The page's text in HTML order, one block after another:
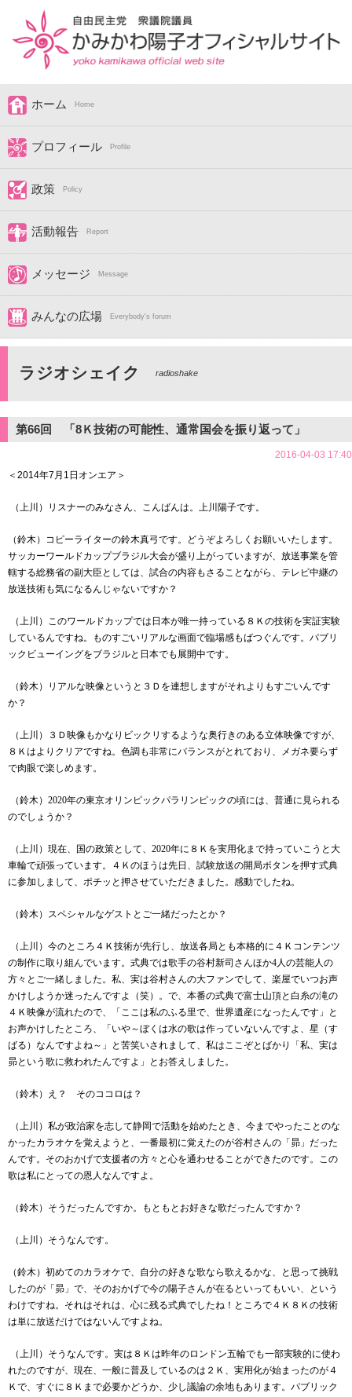
ホーム Home
プロフィール Profile
政策 Policy
活動報告 Report
メッセージ Message
みんなの広場 Everybody's forum
ラジオシェイク radioshake
第66回 「8Ｋ技術の可能性、通常国会を振り返って」
2016-04-03 17:40
＜2014年7月1日オンエア＞
（上川）リスナーのみなさん、こんばんは。上川陽子です。
（鈴木）コピーライターの鈴木真弓です。どうぞよろしくお願いいたします。
サッカーワールドカップブラジル大会が盛り上がっていますが、放送事業を管
轄する総務省の副大臣としては、試合の内容もさることながら、テレビ中継の
放送技術も気になるんじゃないですか？
（上川）このワールドカップでは日本が唯一持っている８Ｋの技術を実証実験
しているんですね。ものすごいリアルな画面で臨場感もばつぐんです。パブリ
ックビューイングをブラジルと日本でも展開中です。
（鈴木）リアルな映像というと３Ｄを連想しますがそれよりもすごいんです
か？
（上川）３Ｄ映像もかなりビックリするような奥行きのある立体映像ですが、
８Ｋはよりクリアですね。色調も非常にバランスがとれており、メガネ要らず
で肉眼で楽しめます。
（鈴木） 2020年の東京オリンピックパラリンピックの頃には、普通に見られる
のでしょうか？
（上川）現在、国の政策として、 2020年に８Ｋを実用化まで持っていこうと大
車輪で頑張っています。４Ｋのほうは先日、試験放送の開局ボタンを押す式典
に参加しまして、ポチッと押させていただきました。感動でしたね。
（鈴木）スペシャルなゲストとご一緒だったとか？
（上川）今のところ４Ｋ技術が先行し、放送各局とも本格的に４Ｋコンテンツ
の制作に取り組んでいます。式典では歌手の谷村新司さんほか4人の芸能人の
方々とご一緒しました。私、実は谷村さんの大ファンでして、楽屋でいつお声
かけしようか迷ったんですよ（笑）。で、本番の式典で富士山頂と白糸の滝の
４Ｋ映像が流れたので、「ここは私のふる里で、世界遺産になったんです」と
お声かけしたところ、「いや～ぼくは水の歌は作っていないんですよ、星（す
ばる）なんですよね～」と苦笑いされまして、私はここぞとばかり「私、実は
昴という歌に救われたんですよ」とお答えしました。
（鈴木）え？ そのココロは？
（上川）私が政治家を志して静岡で活動を始めたとき、今までやったことのな
かったカラオケを覚えようと、一番最初に覚えたのが谷村さんの「昴」だった
んです。そのおかげで支援者の方々と心を通わせることができたのです。この
歌は私にとっての恩人なんですよ。
（鈴木）そうだったんですか。もともとお好きな歌だったんですか？
（上川）そうなんです。
（鈴木）初めてのカラオケで、自分の好きな歌なら歌えるかな、と思って挑戦
したのが「昴」で、そのおかげで今の陽子さんが在るといってもいい、という
わけですね。それはそれは、心に残る式典でしたね！ところで４Ｋ８Ｋの技術
は単に放送だけではないんですよね。
（上川）そうなんです。実は８Ｋは昨年のロンドン五輪でも一部実験的に使わ
れたのですが、現在、一般に普及しているのは２Ｋ、実用化が始まったのが４
Ｋで、すぐに８Ｋまで必要かどうか、少し議論の余地もあります。パブリック